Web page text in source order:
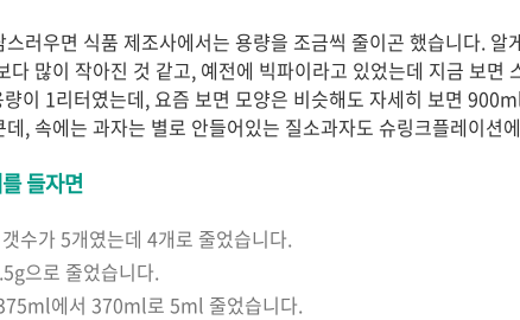
러우면 식품 제조사에서는 용량을 조금씩 줄이곤 했습니다. 알
다 많이 작아진 것 같고, 예전에 빅파이라고 있었는데 지금 보면
이 1리터였는데, 요즘 보면 모양은 비슷해도 자세히 보면
, 속에는 과자는 별로 안들어있는 질소과자도 슈링크플레이션
들자면
수가 5개였는데 4개로 줄었습니다.
으로 줄었습니다.
에서 370ml로 5ml 줄었습니다.